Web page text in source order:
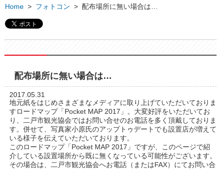
Home > フォトコン > 配布場所に無い場合は…
配布場所に無い場合は…
2017.05.31
地元紙をはじめさまざまなメディアに取り上げていただいておりま
すロードマップ「Pocket MAP 2017」。大変好評をいただいてお
り、二戸市観光協会ではお問い合せのお電話を多く頂戴しておりま
す。併せて、写真家小原氏のアップトゥデートでも設置店が増えて
いる様子を伝えていただいております。
このロードマップ「Pocket MAP 2017」ですが、このページで紹
介している設置場所から既に無くなっている可能性がございます。
その場合は、二戸市観光協会へお電話（またはFAX）にてお問い合